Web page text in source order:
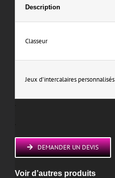
Description
Classeur
Jeux d’intercalaires personnalisés
.
.
DEMANDER UN DEVIS
Voir d’autres produits